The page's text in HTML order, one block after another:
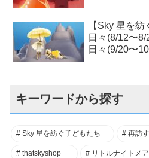
【Sky 星を
日々(8/12〜
日々(9/20〜
キーワードから探す
Sky 星を紡ぐ子どもたち 再訪
thatskyshop リトルナイトメア